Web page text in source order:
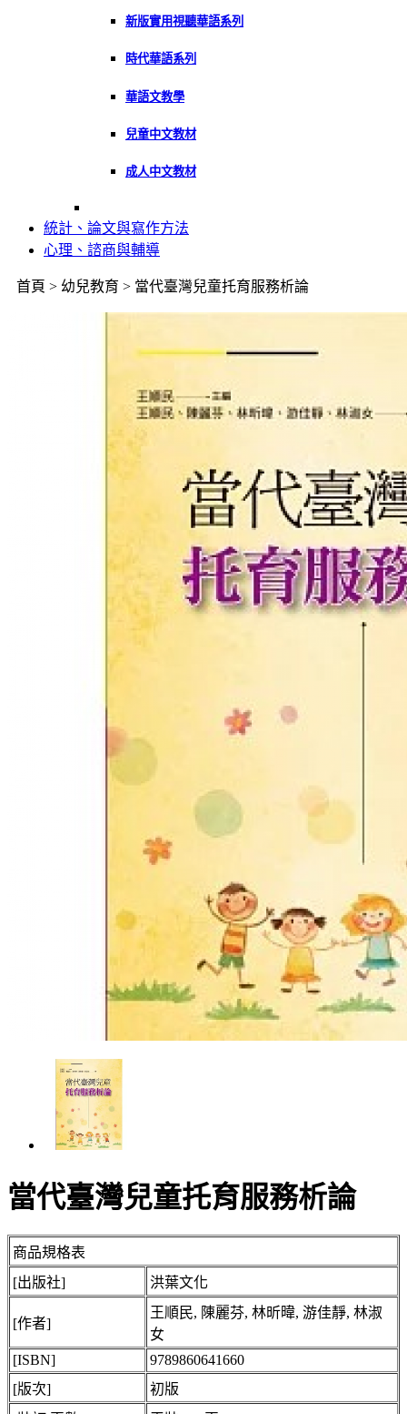
新版實用視聽華語系列
時代華語系列
華語文教學
兒童中文教材
成人中文教材
統計、論文與寫作方法
心理、諮商與輔導
首頁 > 幼兒教育 > 當代臺灣兒童托育服務析論
當代臺灣兒童托育服務析論
商品規格表
[出版社]
洪葉文化
[作者]
王順民, 陳麗芬, 林昕暐, 游佳靜, 林淑
女
[ISBN]
9789860641660
[版次]
初版